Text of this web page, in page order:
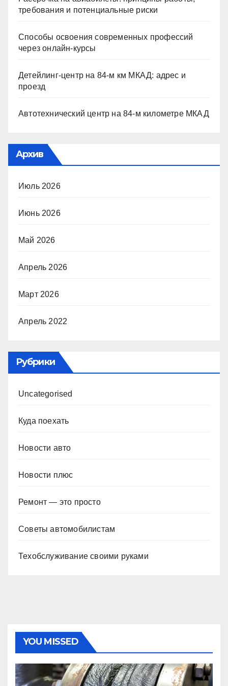
требования и потенциальные риски
Способы освоения современных профессий
через онлайн-курсы
Детейлинг-центр на 84-м км МКАД: адрес и
проезд
Автотехнический центр на 84-м километре МКАД
Архив
Июль 2026
Июнь 2026
Май 2026
Апрель 2026
Март 2026
Апрель 2022
Рубрики
Uncategorised
Куда поехать
Новости авто
Новости плюс
Ремонт — это просто
Советы автомобилистам
Техобслуживание своими руками
YOU MISSED